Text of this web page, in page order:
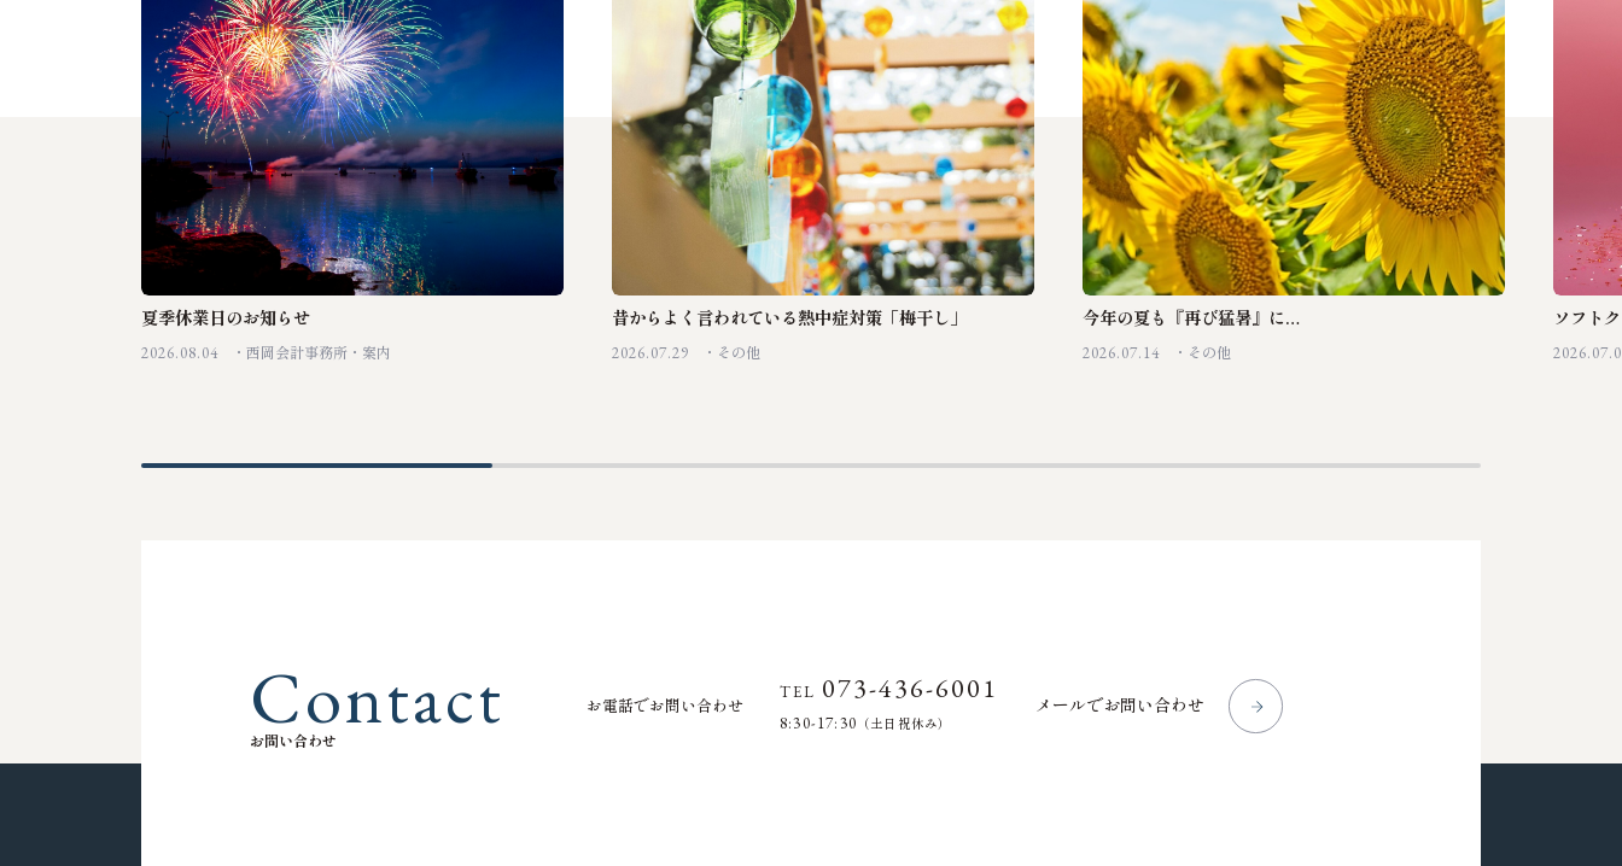
夏季休業日のお知らせ
2026.08.04 西岡会計事務所 案内
昔からよく言われている熱中症対策「梅干し」
2026.07.29 その他
今年の夏も『再び猛暑』に…
2026.07.14 その他
ソフト
お問い合わせ
Contact お電話でお問い合わせ
TEL 073-436-6001
8:30-17:30 （土日祝休み）
メールでお問い合わせ